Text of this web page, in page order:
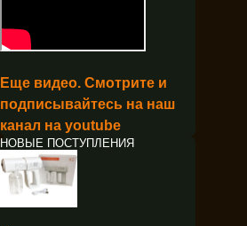
Еще видео. Смотрите и
подписывайтесь на наш
канал на youtube
НОВЫЕ ПОСТУПЛЕНИЯ